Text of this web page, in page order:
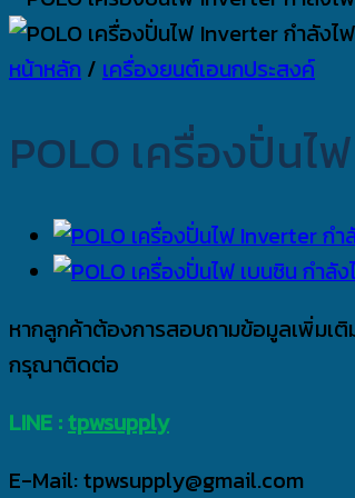
หน้าหลัก / เครื่องยนต์เอนกประสงค์
POLO เครื่องปั่น
หากลูกค้าต้องการสอบถามข้อมูลเพิ่มเติ
กรุณาติดต่อ
LINE :tpwsupply
E-Mail: tpwsupply@gmail.com